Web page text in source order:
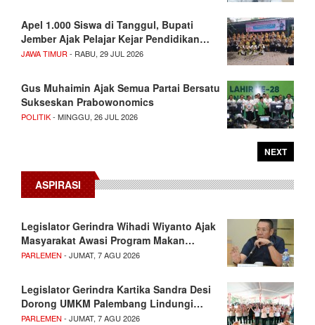
Apel 1.000 Siswa di Tanggul, Bupati
Jember Ajak Pelajar Kejar Pendidikan…
JAWA TIMUR - RABU, 29 JUL 2026
Gus Muhaimin Ajak Semua Partai Bersatu
Sukseskan Prabowonomics
POLITIK- MINGGU, 26 JUL 2026
NEXT
ASPIRASI
Legislator Gerindra Wihadi Wiyanto Ajak
Masyarakat Awasi Program Makan…
PARLEMEN - JUMAT, 7 AGU 2026
Legislator Gerindra Kartika Sandra Desi
Dorong UMKM Palembang Lindungi…
PARLEMEN - JUMAT, 7 AGU 2026